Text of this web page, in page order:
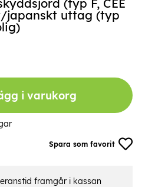
Spara som favorit
(typ F, CEE
japanskt uttag (typ
i varukorg
framgår i kassan